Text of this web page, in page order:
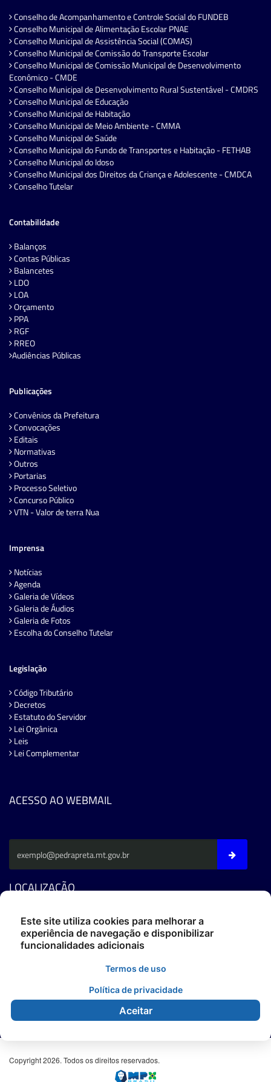
Conselho de Acompanhamento e Controle Social do FUNDEB
Conselho Municipal de Alimentação Escolar PNAE
Conselho Municipal de Assistência Social (COMAS)
Conselho Municipal de Comissão do Transporte Escolar
Conselho Municipal de Comissão Municipal de Desenvolvimento
Econômico - CMDE
Conselho Municipal de Desenvolvimento Rural Sustentável - CMDRS
Conselho Municipal de Educação
Conselho Municipal de Habitação
Conselho Municipal de Meio Ambiente - CMMA
Conselho Municipal de Saúde
Conselho Municipal do Fundo de Transportes e Habitação - FETHAB
Conselho Municipal do Idoso
Conselho Municipal dos Direitos da Criança e Adolescente - CMDCA
Conselho Tutelar
Contabilidade
Balanços
Contas Públicas
Balancetes
LDO
LOA
Orçamento
PPA
RGF
RREO
Audiências Públicas
Publicações
Convênios da Prefeitura
Convocações
Editais
Normativas
Outros
Portarias
Processo Seletivo
Concurso Público
VTN - Valor de terra Nua
Imprensa
Notícias
Agenda
Galeria de Vídeos
Galeria de Áudios
Galeria de Fotos
Escolha do Conselho Tutelar
Legislação
Código Tributário
Decretos
Estatuto do Servidor
Lei Orgânica
Leis
Lei Complementar
ACESSO AO WEBMAIL
LOCALIZAÇÃO
Av. Fernando C. Da Costa - CEP: 78795-000 - Pedra Preta/MT
Fone: (66) 3486-4400
ouvidoria@pedrapreta.mt.gov.br
Copyright 2026. Todos os direitos reservados.
Este site utiliza cookies para melhorar a
experiência de navegação e disponibilizar
funcionalidades adicionais
Termos de uso
Política de privacidade
Aceitar